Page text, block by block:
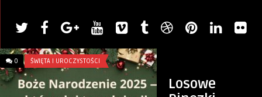
Losowe
0 ŚWIĘTA I UROCZYSTOŚCI